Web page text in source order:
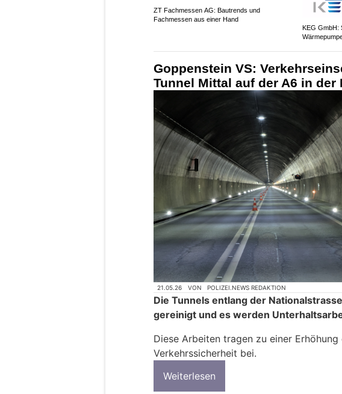
ZT Fachmessen AG: Bautrends und
Fachmessen aus einer Hand
KEG GmbH:
Goppenstein VS:
Tunnel Mittal auf der A6 in der
21.05.26 VON POLIZEI.NEWS REDAKTION
Die Tunnels entlang der
gereinigt und es werden
Diese Arbeiten tragen zu einer Erhöhung
Verkehrssicherheit bei.
Weiterlesen